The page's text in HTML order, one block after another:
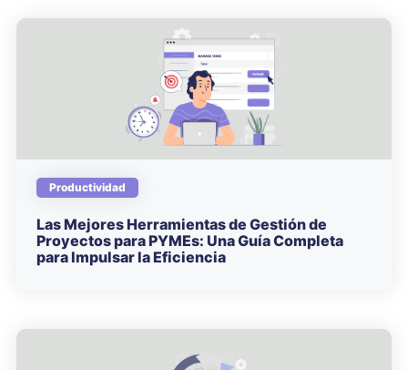
Productividad
Las Mejores Herramientas de Gestión de
Proyectos para PYMEs: Una Guía Completa
para Impulsar la Eficiencia